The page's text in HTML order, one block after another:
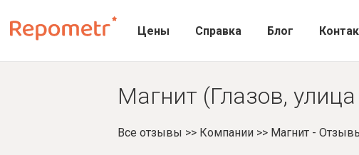
Цены Справка Блог
Магнит (Глазов,
Все отзывы >> Компании>> Магнит -